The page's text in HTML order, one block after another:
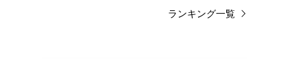
ランキング一覧